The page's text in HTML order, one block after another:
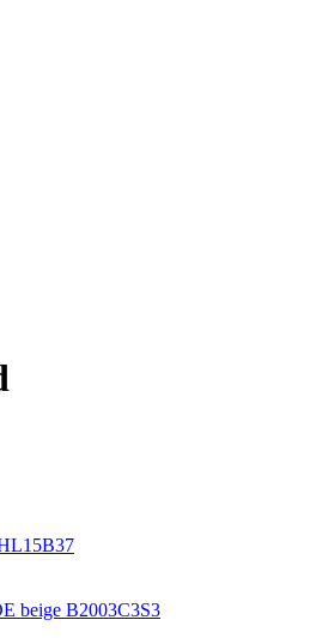
beige B2003C3S3